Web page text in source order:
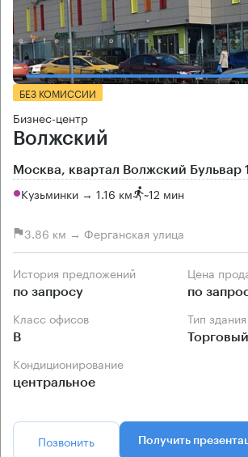
БЕЗ КОМИССИИ
Бизнес-центр
Волжский
Москва, квартал Волжский Бульвар
Кузьминки → 1.16 км ~12 мин
3.86 км → Ферганская улица
История предложений
по запросу
Цена
по
Класс офисов
B
Тип здания
Кондиционирование
центральное
Позвонить Получить